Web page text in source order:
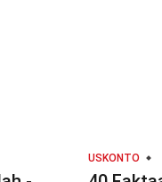
USKONTO